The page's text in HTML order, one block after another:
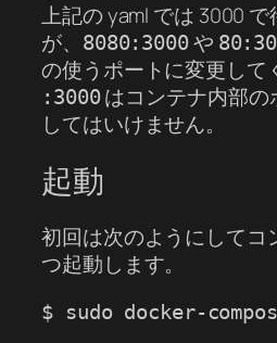
上記の yaml では 3000
が、
8080:3000や
の使うポートに変更して
:3000はコンテナ内部の
してはいけません。
起動
初回は次のようにしてコ
つ起動します。